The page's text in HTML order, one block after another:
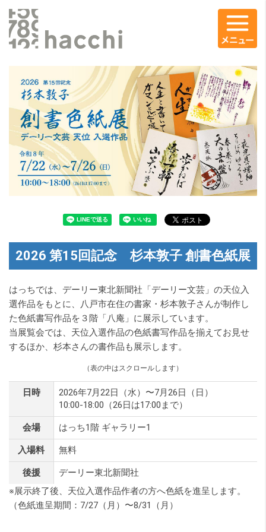
ツ
エ
第
15
回
記
念
杉
本
敦
書
色
紙
展
2026 第15回記念 杉本敦子 創書色紙展
はっちでは、デーリー東北新聞社「デーリー文芸」の天位入
選作品をもとに、八戸市在住の書家・杉本敦子さんが制作し
た色紙書写作品を３階「八庵」に展示しています。
当展覧会では、天位入選作品の色紙書写作品を揃えてお見せ
するほか、杉本さんの書作品も展示します。
（表の中はスクロールします）
日時
2026年7月22日（水）〜7月26日（日）
10:00-18:00（26日は17:00まで）
会場 はっち1階 ギャラリー1
入場料 無料
後援
デーリー東北新聞社
※展示終了後、天位入選作品作者の方へ色紙を進呈します。
（色紙進呈期間：7/27（月）〜8/31（月）